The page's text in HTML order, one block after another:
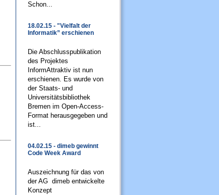
Schon...
18.02.15 - "Vielfalt der
Informatik” erschienen
Die Abschlusspublikation
des Projektes
InformAttraktiv ist nun
erschienen. Es wurde von
der Staats- und
Universitätsbibliothek
Bremen im Open-Access-
Format herausgegeben und
ist...
04.02.15 - dimeb gewinnt
Code Week Award
Auszeichnung für das von
der AG dimeb entwickelte
Konzept